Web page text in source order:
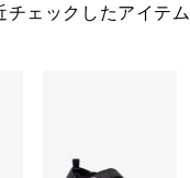
チェックしたアイテム